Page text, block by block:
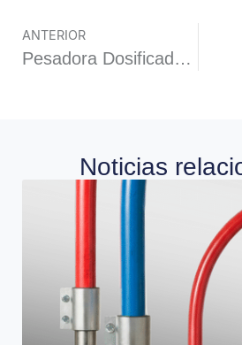
ANTERIOR
Pesadora Dosificadora Simple modelo PES10 standard
Noticias